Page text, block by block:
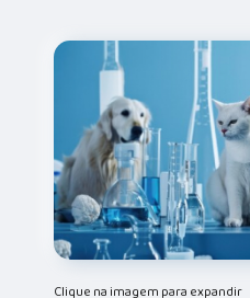
Clique na imagem para expandir